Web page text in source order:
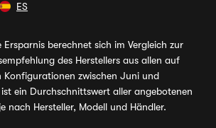
ES
berechnet sich im Vergleich zur
des Herstellers aus allen auf
Konfigurationen zwischen Juni und
ein Durchschnittswert aller angebotenen
nach Hersteller, Modell und Händler.